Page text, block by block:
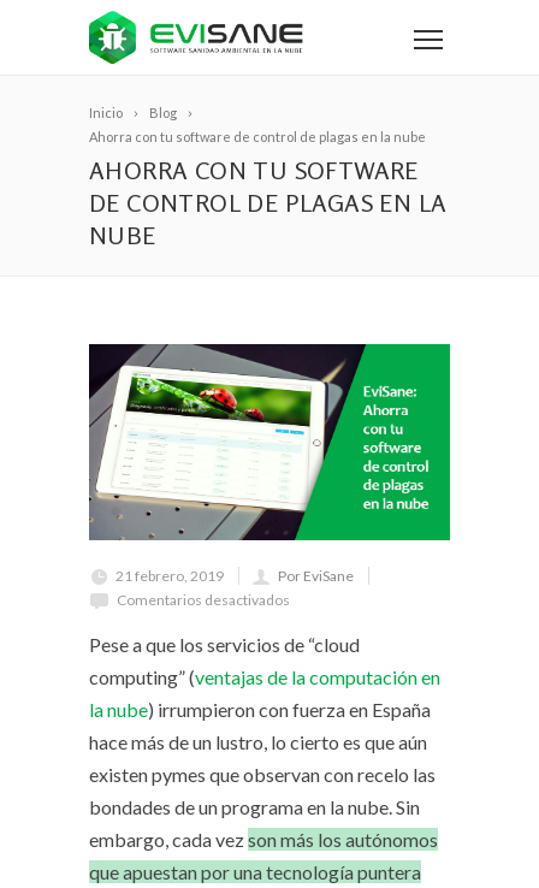
Inicio
Blog
Ahorra con tu software de control de plagas en la nube
AHORRA CON TU SOFTWARE
DE CONTROL DE PLAGAS EN LA
NUBE
21 febrero, 2019
Por EviSane
Comentarios desactivados
Pese a que los servicios de “cloud
computing” (ventajas de la computación en
la nube) irrumpieron con fuerza en España
hace más de un lustro, lo cierto es que aún
existen pymes que observan con recelo las
bondades de un programa en la nube. Sin
embargo, cada vezson más los autónomos
que apuestan por una tecnología puntera